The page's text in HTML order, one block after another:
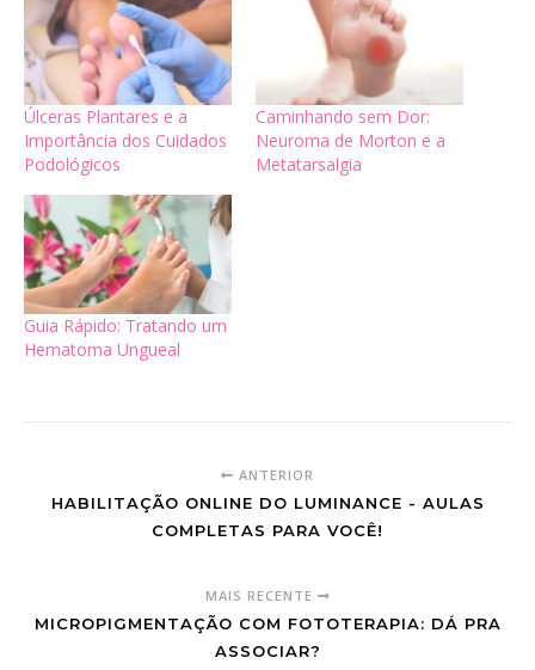
Úlceras Plantares e a
Importância dos Cuidados
Podológicos
Caminhando sem Dor:
Neuroma de Morton e a
Metatarsalgia
Guia Rápido: Tratando um
Hematoma Ungueal
ANTERIOR
HABILITAÇÃO ONLINE DO LUMINANCE - AULAS
COMPLETAS PARA VOCÊ!
MAIS RECENTE
MICROPIGMENTAÇÃO COM FOTOTERAPIA: DÁ PRA
ASSOCIAR?